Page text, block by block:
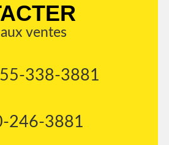
ventes
338-3881
246-3881